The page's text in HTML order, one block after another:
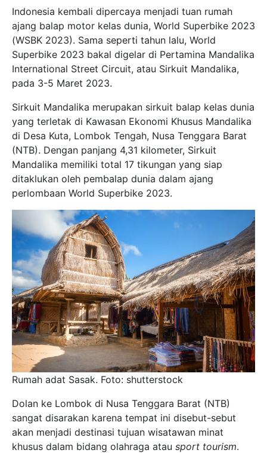
Indonesia kembali dipercaya menjadi tuan rumah
ajang balap motor kelas dunia, World Superbike 2023
(WSBK 2023). Sama seperti tahun lalu, World
Superbike 2023 bakal digelar di Pertamina Mandalika
International Street Circuit, atau Sirkuit Mandalika,
pada 3-5 Maret 2023.
Sirkuit Mandalika merupakan sirkuit balap kelas dunia
yang terletak di Kawasan Ekonomi Khusus Mandalika
di Desa Kuta, Lombok Tengah, Nusa Tenggara Barat
(NTB). Dengan panjang 4,31 kilometer, Sirkuit
Mandalika memiliki total 17 tikungan yang siap
ditaklukan oleh pembalap dunia dalam ajang
perlombaan World Superbike 2023.
Rumah adat Sasak. Foto: shutterstock
Dolan ke Lombok di Nusa Tenggara Barat (NTB)
sangat disarakan karena tempat ini disebut-sebut
akan menjadi destinasi tujuan wisatawan minat
khusus dalam bidang olahraga atau sport tourism.